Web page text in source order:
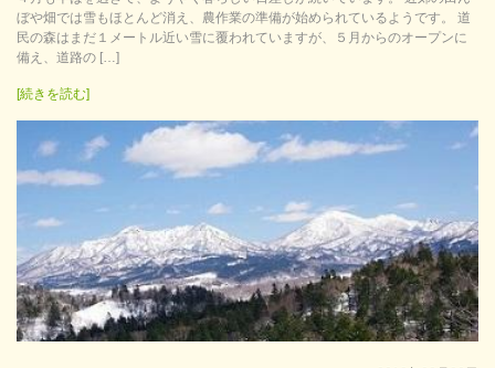
ぼや畑では雪もほとんど消え、農作業の準備が始められているようです。 道
民の森はまだ１メートル近い雪に覆われていますが、５月からのオープンに
備え、道路の […]
[続きを読む]